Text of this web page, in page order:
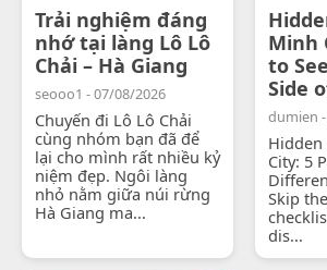
Trải nghiệm đáng
nhớ tại làng Lô Lô
Chải – Hà Giang
seooo1 - 07/08/2026
Chuyến đi Lô Lô Chải
cùng nhóm bạn đã để
lại cho mình rất nhiều kỷ
niệm đẹp. Ngôi làng
nhỏ nằm giữa núi rừng
Hà Giang ma...
Minh
to
Side
dumien
Hidden
City: 5
Skip
dis...